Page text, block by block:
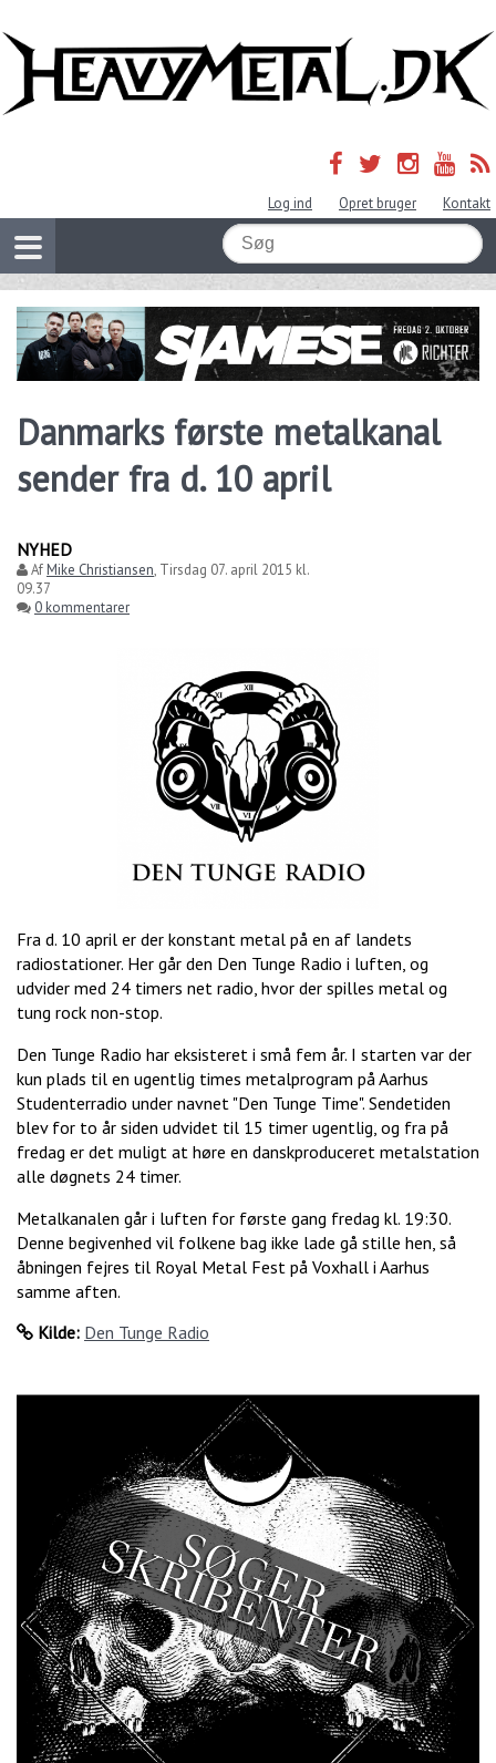
Log ind Opret bruger Kontakt
Danmarks første metalkanal
sender fra d. 10 april
NYHED
AfMike Christiansen, Tirsdag 07. april 2015 kl.
09.37
0 kommentarer
Fra d. 10 april er der konstant metal på en af landets
radiostationer. Her går den Den Tunge Radio i luften, og
udvider med 24 timers net radio, hvor der spilles metal og
tung rock non-stop.
Den Tunge Radio har eksisteret i små fem år. I starten var der
kun plads til en ugentlig times metalprogram på Aarhus
Studenterradio under navnet "Den Tunge Time". Sendetiden
blev for to år siden udvidet til 15 timer ugentlig, og fra på
fredag er det muligt at høre en danskproduceret metalstation
alle døgnets 24 timer.
Metalkanalen går i luften for første gang fredag kl. 19:30.
Denne begivenhed vil folkene bag ikke lade gå stille hen, så
åbningen fejres til Royal Metal Fest på Voxhall i Aarhus
samme aften.
Kilde: Den Tunge Radio